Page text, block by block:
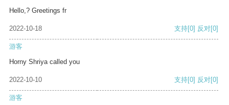
Hello,? Greetings fr
2022-10-18 支持[0] 反对[0]
游客
Horny Shriya called you
2022-10-10 支持[0] 反对[0]
游客